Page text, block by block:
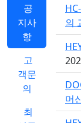
공
지사
항
고
객문
의
최
의
머